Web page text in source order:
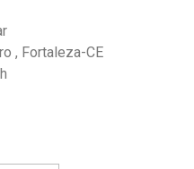
, Fortaleza-CE